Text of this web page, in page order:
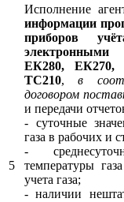
5
Исполнение
информации
приборов
электронными
ЕК280, ЕК270,
ТС210,в
договором
и передачи
- суточные
газа в рабочих и
-
температуры
учета газа;
- наличии